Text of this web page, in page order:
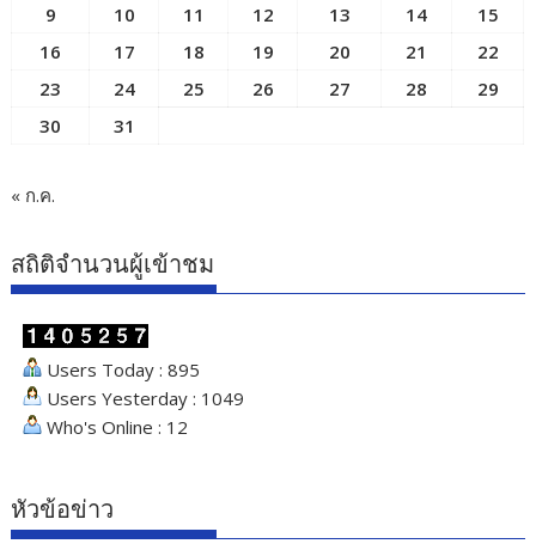
9
10 11 12 13 14
15
16
17 18 19 20 21
22
23
24 25 26 27 28
29
30
31
« ก.ค.
สถิติจำนวนผู้เข้าชม
Users Today : 895
Users Yesterday : 1049
Who's Online : 12
หัวข้อข่าว